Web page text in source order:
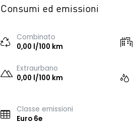
Consumi ed emissioni
Combinato
0,00 l/100 km
Extraurbano
0,00 l/100 km
Classe emissioni
Euro 6e